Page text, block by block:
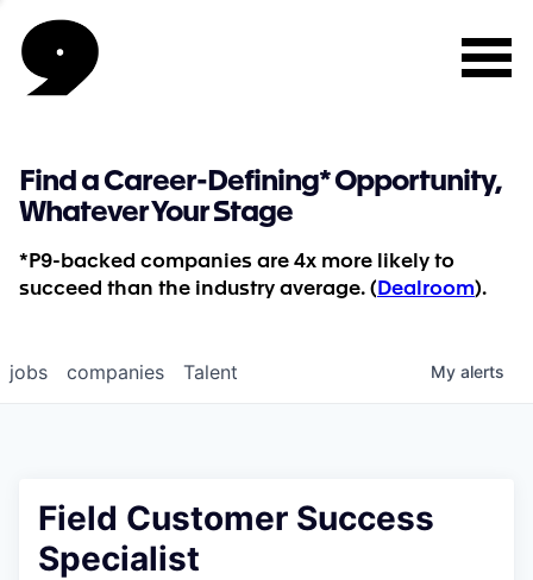
Find a Career-Defining* Opportunity,
Whatever Your Stage
*P9-backed companies are 4x more likely to
succeed than the industry average. ( Dealroom).
jobs companies Talent My alerts
Field Customer Success
Specialist